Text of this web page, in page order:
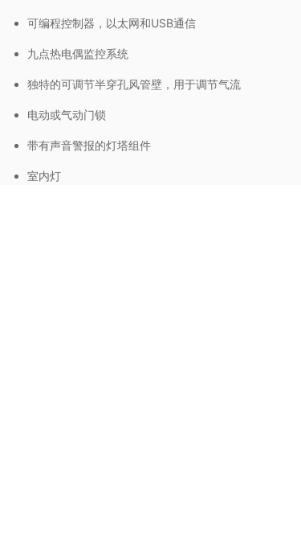
可编程控制器，以太网和USB通信
九点热电偶监控系统
独特的可调节半穿孔风管壁，用于调节气流
电动或气动门锁
带有声音警报的灯塔组件
室内灯